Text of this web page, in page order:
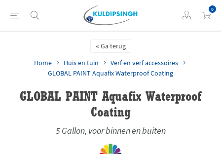
0
Ga terug
Home
Huis en tuin
Verf en verf accessoires
GLOBAL PAINT Aquafix Waterproof Coating
GLOBAL PAINT Aquafix Waterproof
Coating
5 Gallon, voor binnen en buiten